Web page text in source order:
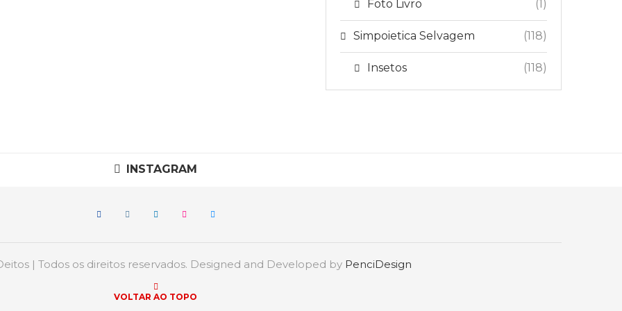
Foto Livro (1)
Simpoietica Selvagem (118)
Insetos (118)
INSTAGRAM
| Todos os direitos reservados. Designed and Developed by PenciDesign
VOLTAR AO TOPO